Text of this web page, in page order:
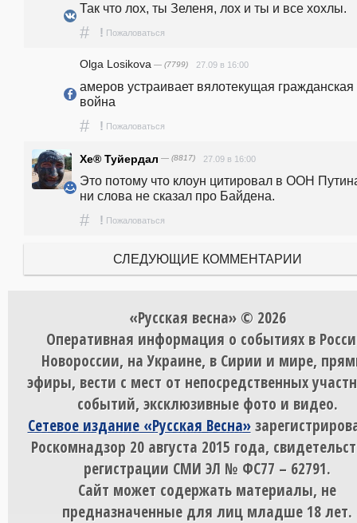
Так что лох, ты Зеленя, лох и ты и все хохлы.
# ! Пожаловаться
Olga Losikova — (7799) 27.09 в 16:00
амеров устраивает вялотекущая гражданская
война
# ! Пожаловаться
Хе® Туйердал — (8817) 27.09 в 16:00
Это потому что клоун цитировал в ООН
ни слова не сказал про Байдена.
# ! Пожаловаться
СЛЕДУЮЩИЕ КОММЕНТАРИИ
«Русская весна» © 2026
Оперативная информация о событиях в
Новороссии, на Украине, в Сирии и мире,
эфиры, вести с мест от непосредственных
событий, эксклюзивные фото и видео.
Сетевое издание «Русская Весна»
Роскомнадзор 20 августа 2015 года,
регистрации СМИ ЭЛ № ФС77 – 62791.
Сайт может содержать материалы, не
предназначенные для лиц младше 18 лет.